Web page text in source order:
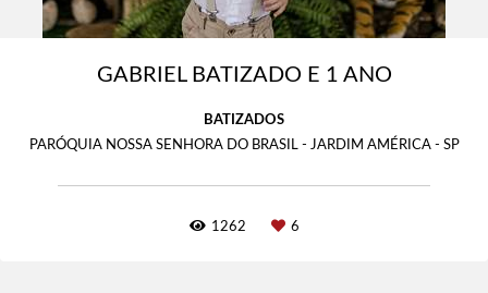
GABRIEL BATIZADO E 1 ANO
BATIZADOS
PARÓQUIA NOSSA SENHORA DO BRASIL - JARDIM AMÉRICA - SP
1262 6